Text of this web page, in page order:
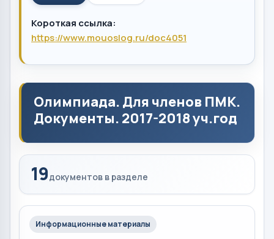
Короткая ссылка:
https://www.mouoslog.ru/doc4051
Олимпиада. Для членов ПМК.
Документы. 2017-2018 уч.год
19документов в разделе
Информационные материалы